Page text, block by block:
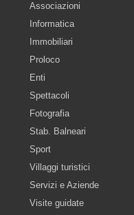
Associazioni
Informatica
Immobiliari
Proloco
Enti
Spettacoli
Fotografia
Stab. Balneari
Sport
Villaggi turistici
Servizi e Aziende
Visite guidate